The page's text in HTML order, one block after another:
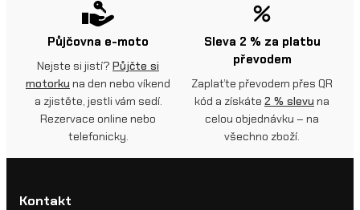
Půjčovna e-moto
Nejste si jistí? Půjčte si
motorku na den nebo víkend
a zjistěte, jestli vám sedí.
Rezervace online nebo
telefonicky.
Sleva 2 % za platbu
převodem
Zaplaťte převodem přes QR
kód a získáte 2 % slevu na
celou objednávku – na
všechno zboží.
Kontakt